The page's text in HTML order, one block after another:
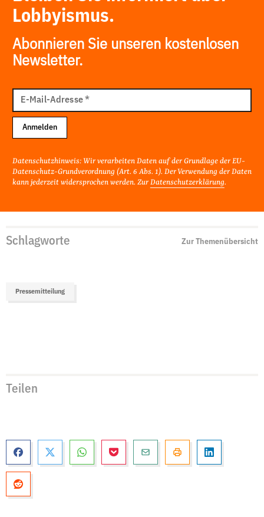
Lobbyismus.
Abonnieren Sie unseren kostenlosen
Newsletter.
Mail
Adresse
E-Mail-Adresse*
Anmelden
Datenschutzhinweis: Wir verarbeiten Daten auf der Grundlage der EU-
Datenschutz-Grundverordnung (Art. 6 Abs. 1). Der Verwendung der Daten
kann jederzeit widersprochen werden. Zur Datenschutzerklärung.
Schlagworte Zur Themenübersicht
Pressemitteilung
Teilen